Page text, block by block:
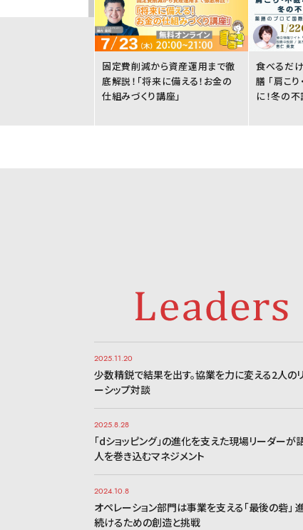
固定費削減から資産運用まで徹
底解説！「将来に備える！お金の
仕組みづくり講座」
食べるだ
膳 「肩こ
に！冬の
2025.11.20
少数精鋭で結果を出す。協業を力に変える2人の
ーシップ対談
2025.8.28
「dショッピング」の進化を支えた現場リーダーが
人を巻き込むマネジメント
2024.10.8
オペレーション部門は事業を支える「最後の砦」
続けるための創造と挑戦